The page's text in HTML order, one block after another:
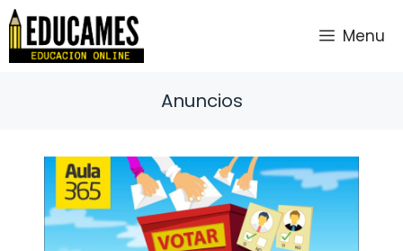
Saltar
contenido
Menu
Anuncios